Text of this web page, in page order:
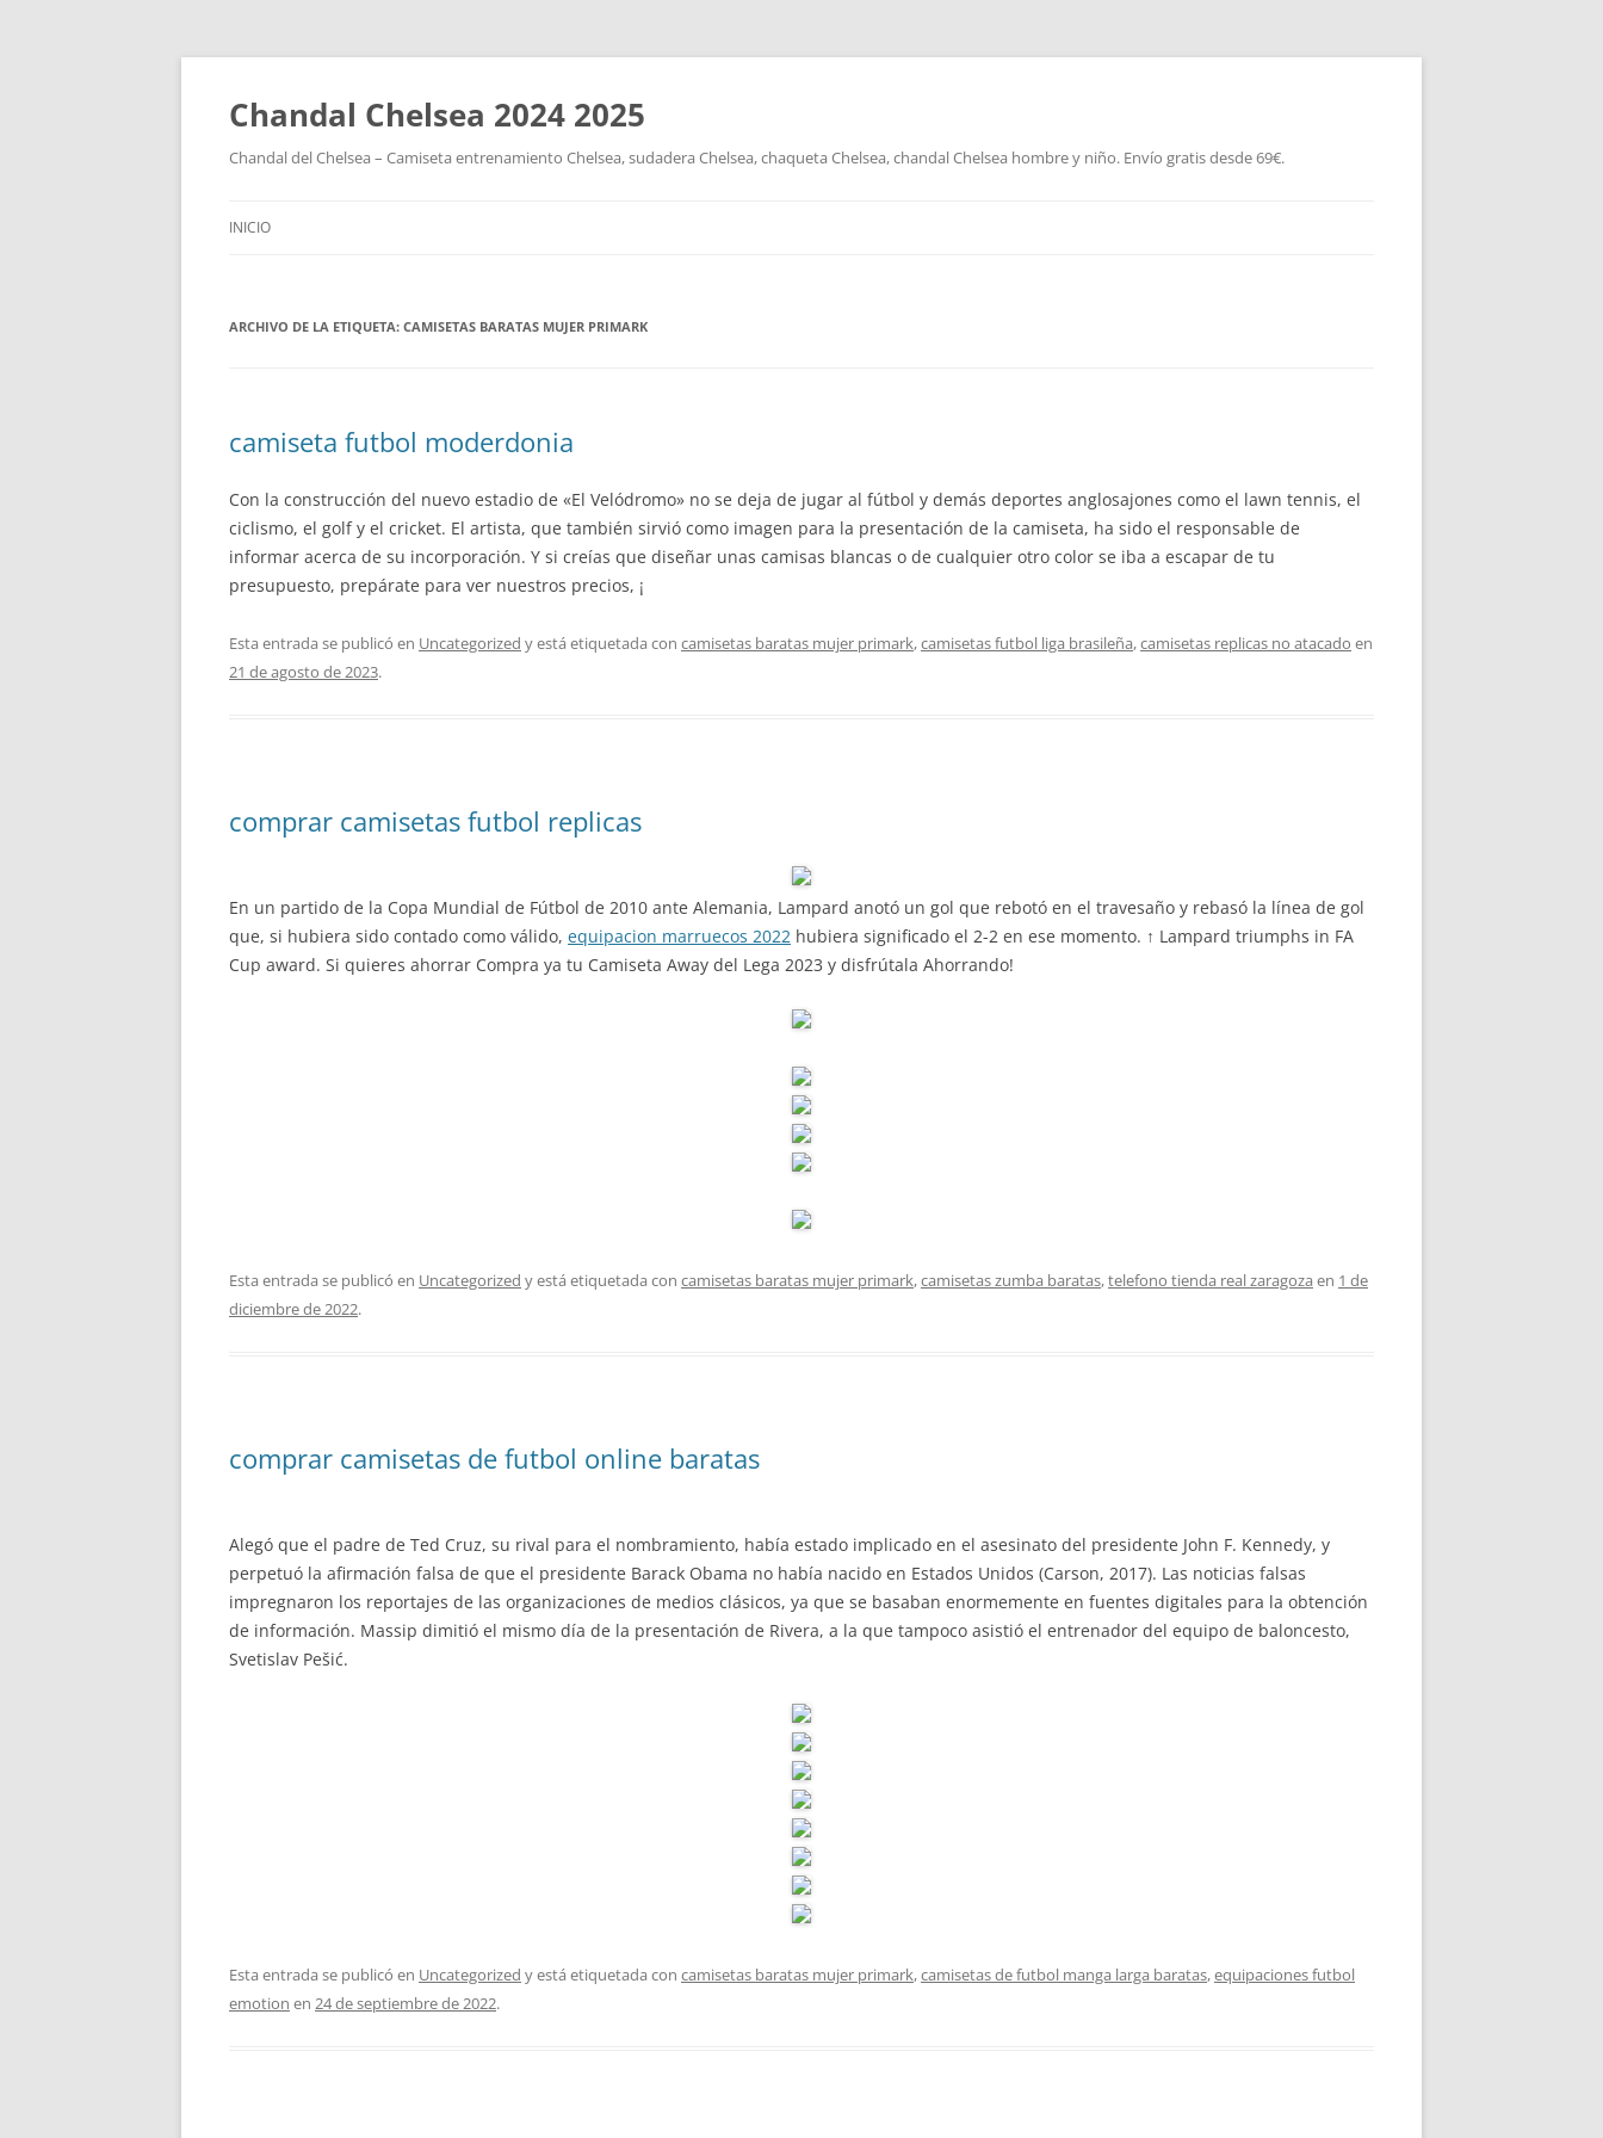
Chandal Chelsea 2024 2025
Chandal del Chelsea – Camiseta entrenamiento Chelsea, sudadera Chelsea, chaqueta Chelsea, chandal Chelsea hombre y niño. Envío gratis desde 69€.
INICIO
ARCHIVO DE LA ETIQUETA: CAMISETAS BARATAS MUJER PRIMARK
camiseta futbol moderdonia
Con la construcción del nuevo estadio de «El Velódromo» no se deja de jugar al fútbol y demás deportes anglosajones como el lawn tennis, el
ciclismo, el golf y el cricket. El artista, que también sirvió como imagen para la presentación de la camiseta, ha sido el responsable de
informar acerca de su incorporación. Y si creías que diseñar unas camisas blancas o de cualquier otro color se iba a escapar de tu
presupuesto, prepárate para ver nuestros precios, ¡
Esta entrada se publicó en Uncategorized y está etiquetada con camisetas baratas mujer primark,camisetas futbol liga brasileña,camisetas replicas no atacado en
21 de agosto de 2023.
comprar camisetas futbol replicas
En un partido de la Copa Mundial de Fútbol de 2010 ante Alemania, Lampard anotó un gol que rebotó en el travesaño y rebasó la línea de gol
que, si hubiera sido contado como válido, equipacion marruecos 2022 hubiera significado el 2-2 en ese momento. ↑ Lampard triumphs in FA
Cup award. Si quieres ahorrar Compra ya tu Camiseta Away del Lega 2023 y disfrútala Ahorrando!
Esta entrada se publicó en Uncategorized y está etiquetada con camisetas baratas mujer primark,camisetas zumba baratas,telefono tienda real zaragoza en 1 de
diciembre de 2022.
comprar camisetas de futbol online baratas
Alegó que el padre de Ted Cruz, su rival para el nombramiento, había estado implicado en el asesinato del presidente John F. Kennedy, y
perpetuó la afirmación falsa de que el presidente Barack Obama no había nacido en Estados Unidos (Carson, 2017). Las noticias falsas
impregnaron los reportajes de las organizaciones de medios clásicos, ya que se basaban enormemente en fuentes digitales para la obtención
de información. Massip dimitió el mismo día de la presentación de Rivera, a la que tampoco asistió el entrenador del equipo de baloncesto,
Svetislav Pešić.
Esta entrada se publicó en Uncategorized y está etiquetada con camisetas baratas mujer primark,camisetas de futbol manga larga baratas,equipaciones futbol
emotion en 24 de septiembre de 2022.